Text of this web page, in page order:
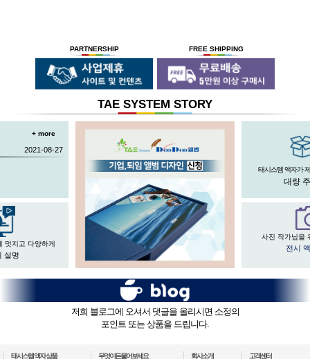
30년의 역사를 갖고 있는 회사입니다.
절대적인 제품을 만들기 위해
전 직원이 노력하고 있습니다.
세계 각국에 기계수출은 물론 기술지원을
하고 있습니다.
세계 최초로 개발하고
안전과 효과 효율을 인정받아
획득 하였습니다.
PARTNERSHIP FREE SHIPPING
TAE SYSTEM STORY
+ more
2021-08-27
태시스템 액자가
대량
멋지고 다양하게
설명
사진 작가님을
전시
저희 블로그에 오셔서 댓글을 올리시면 소정의
포인트 또는 상품을 드립니다.
태시스템 액자 상품 무엇이든물어보세요 회사소개 고객센터